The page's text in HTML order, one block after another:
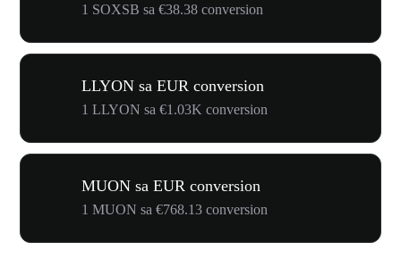
1 SOXSB sa €38.38 conversion
LLYON sa EUR conversion
1 LLYON sa €1.03K conversion
MUON sa EUR conversion
1 MUON sa €768.13 conversion